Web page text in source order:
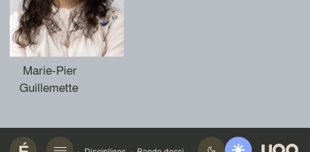
Marie-Pier
Guillemette